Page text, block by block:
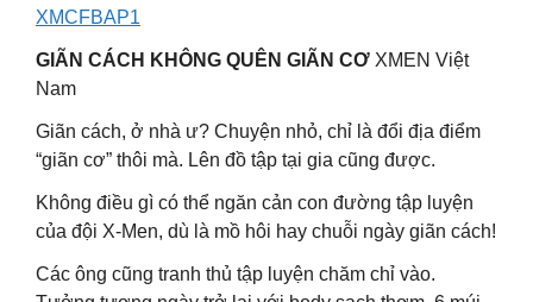
XMCFBAP1
GIÃN CÁCH KHÔNG QUÊN GIÃN CƠ XMEN Việt
Nam
Giãn cách, ở nhà ư? Chuyện nhỏ, chỉ là đổi địa điểm
“giãn cơ” thôi mà. Lên đồ tập tại gia cũng được.
Không điều gì có thể ngăn cản con đường tập luyện
của đội X-Men, dù là mồ hôi hay chuỗi ngày giãn cách!
Các ông cũng tranh thủ tập luyện chăm chỉ vào.